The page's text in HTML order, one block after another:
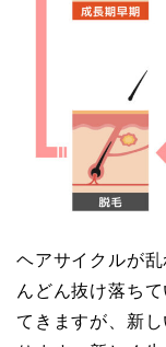
ヘアサイクルが
んどん抜け落ち
てきますが、新